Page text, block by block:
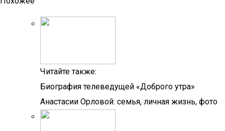
Читайте также:
Биография телеведущей «Доброго утра»
Анастасии Орловой: семья, личная жизнь, фото